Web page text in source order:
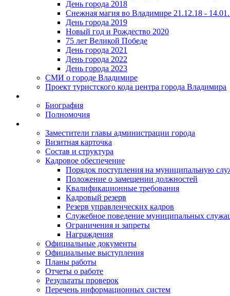
День города 2018
Снежная магия во Владимире 21.12.18 -
День города 2019
Новый год и Рождество 2020
75 лет Великой Победе
День города 2021
День города 2022
День города 2023
СМИ о городе Владимире
Проект туристского кода центра города Владимира
Биография
Полномочия
Заместители главы администрации города
Визитная карточка
Состав и структура
Кадровое обеспечение
Порядок поступления на муниципальную
Положение о замещении должностей
Квалификационные требования
Кадровый резерв
Резерв управленческих кадров
Служебное поведение муниципальных
Ограничения и запреты
Награждения
Официальные документы
Официальные выступления
Планы работы
Отчеты о работе
Результаты проверок
Перечень информационных систем